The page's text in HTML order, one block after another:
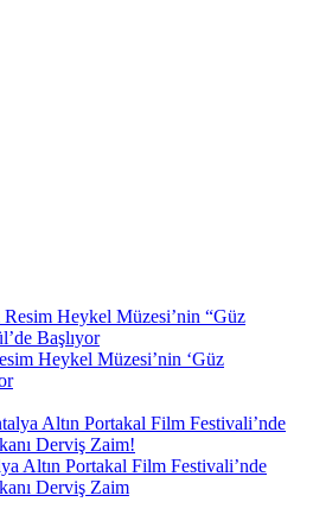
Heykel Müzesi’nin ‘Güz
Altın Portakal Film Festivali’nde
Derviş Zaim